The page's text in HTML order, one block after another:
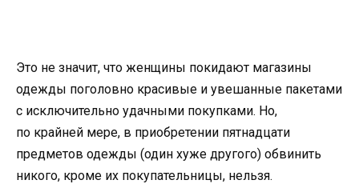
Это не значит, что женщины покидают магазины
одежды поголовно красивые и увешанные пакетами
с исключительно удачными покупками. Но,
по крайней мере, в приобретении пятнадцати
предметов одежды (один хуже другого) обвинить
никого, кроме их покупательницы, нельзя.